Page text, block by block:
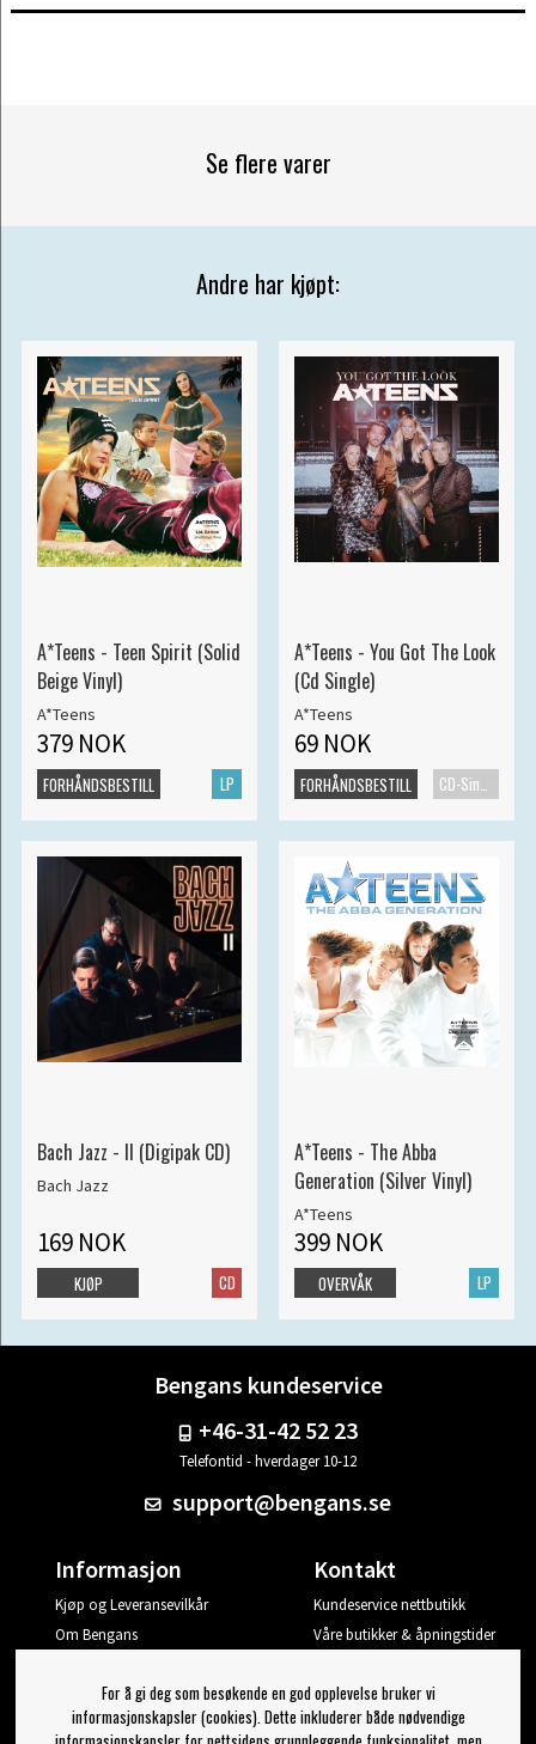
Se flere varer
Andre har kjøpt:
A*Teens - Teen Spirit (Solid
Beige Vinyl)
A*Teens
379 NOK
LP
FORHÅNDSBESTILL
A*Teens - You Got The Look
(Cd Single)
A*Teens
69 NOK
FORHÅNDSBESTILL
Bach Jazz - II (Digipak CD)
Bach Jazz
169 NOK
CD
KJØP
A*Teens - The Abba
Generation (Silver Vinyl)
A*Teens
399 NOK
LP
OVERVÅK
Bengans kundeservice
+46-31-42 52 23
Telefontid - hverdager 10-12
support@bengans.se
Informasjon
Kjøp og Leveransevilkår
Om Bengans
Kontakt
Kundeservice nettbutikk
Våre butikker & åpningstider
Logg ut
For å gi deg som besøkende en god opplevelse bruker vi
informasjonskapsler (cookies). Dette inkluderer både nødvendige